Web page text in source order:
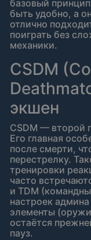
базовый
быть удобно, а
отлично
поиграть без
механики.
CSDM
экшен
CSDM — второй
Его главная
после смерти,
перестрелку.
тренировки
часто
и TDM
настроек
элементы
остаётся
пауз.